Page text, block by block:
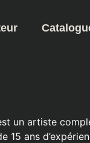
un artiste
15 ans